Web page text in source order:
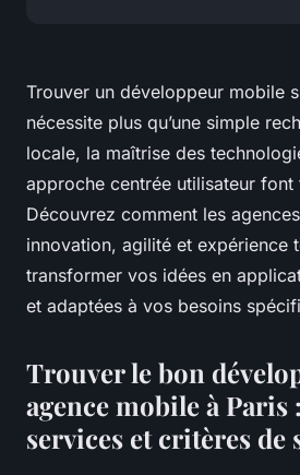
Trouver un développeur mobile
nécessite plus qu’une simple
locale, la maîtrise des
approche centrée utilisateur
Découvrez comment les
innovation, agilité et expérience
transformer vos idées en
et adaptées à vos besoins
Trouver le bon
agence mobile à
services et critères de